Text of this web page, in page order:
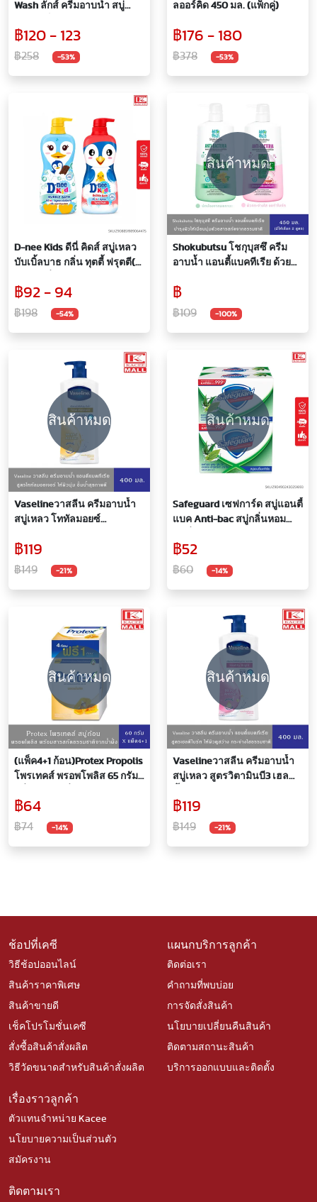
Wash ลักส์ ครีมอาบน้ำ สบู่
สูตรคามิลเลีย,ออร์คิด,โรซี่โกล์
ว,พีช,ซากุระ,พีนีโอ,มิกซ์เบอร์รี่
฿120 - 123
฿258 -53%
ลออร์คิด 450 มล. (แพ็กคู่)
฿176 - 180
฿378 -53%
D-nee Kids ดีนี่ คิดส์ สบู่เหลว
บับเบิ้ลบาธ กลิ่น ทุตตี้ ฟรุตตี(สี
ช็อกโกแลต(ฟ้า) ขวดปั๊ม 400
มล.
฿92 - 94
฿198 -54%
สินค้าหมด
Shokubutsu โชกุบุสซึ ครีม
อาบน้ำ แอนตี้แบคทีเรีย ด้วย
฿
฿109 -100%
สินค้าหมด
Vaselineวาสลีน ครีมอาบน้ำ
สบู่เหลว โททัลมอยซ์
฿119
฿149 -21%
สินค้าหมด
Safeguard เซฟการ์ด สบู่แอนตี้
แบค Anti-bac สบู่กลิ่นหอม
สมุนไพร 80 กรัมx4 ชิ้น
฿52
฿60 -14%
สินค้าหมด
(แพ็ค4+1 ก้อน)Protex Propolis
โพรเทคส์ พรอพโพลิส 65 กรัม
จากธรรมชาติ
฿64
฿74 -14%
สินค้าหมด
Vaselineวาสลีน ครีมอาบน้ำ
สบู่เหลว สูตรวิตามินบี3 เฮล
฿119
฿149 -21%
ช้อปที่เคซี
วิธีช้อปออนไลน์
สินค้าราคาพิเศษ
สินค้าขายดี
เช็คโปรโมชั่นเคซี
สั่งซื้อสินค้าสั่งผลิต
วิธีวัดขนาดสำหรับสินค้าสั่งผลิต
แผนกบริการลูกค้า
ติดต่อเรา
คำถามที่พบบ่อย
การจัดสั่งสินค้า
นโยบายเปลี่ยนคืนสินค้า
ติดตามสถานะสินค้า
บริการออกแบบและติดตั้ง
เรื่องราวลูกค้า
ตัวแทนจำหน่าย Kacee
นโยบายความเป็นส่วนตัว
สมัครงาน
ติดตามเรา